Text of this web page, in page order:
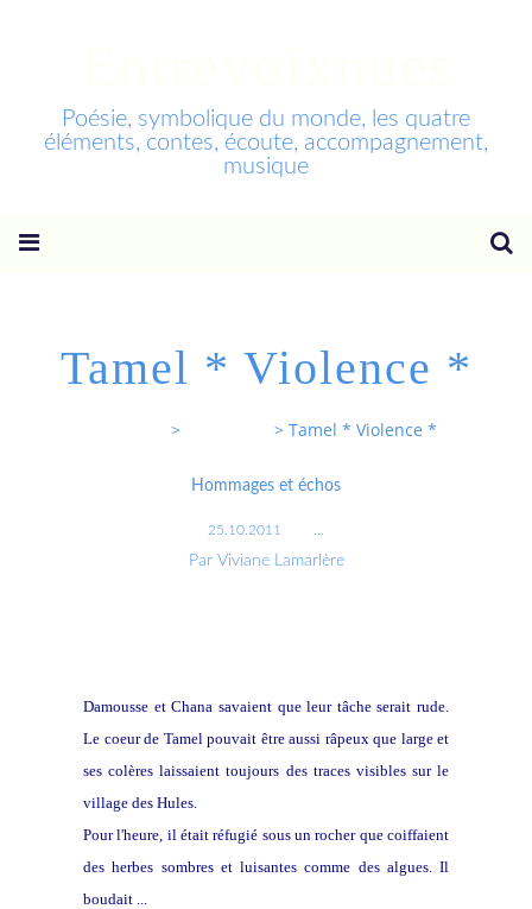
Poésie, symbolique du monde, les quatre
éléments, contes, écoute, accompagnement,
musique
Tamel * Violence *
> > Tamel * Violence *
Hommages et échos
25.10.2011
Par Viviane Lamarlère
Damousse et Chana savaient que leur tâche serait rude.
Le coeur de Tamel pouvait être aussi râpeux que large et
ses colères laissaient toujours des traces visibles sur le
village des Hules.
Pour l'heure, il était réfugié sous un rocher que coiffaient
des herbes sombres et luisantes comme des algues. Il
boudait ...